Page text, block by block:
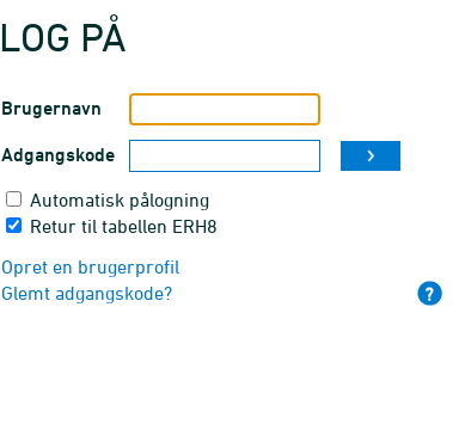
LOG PÅ
Brugernavn
Adgangskode
Automatisk pålogning
Retur til tabellen ERH8
Opret en brugerprofil
Glemt adgangskode?